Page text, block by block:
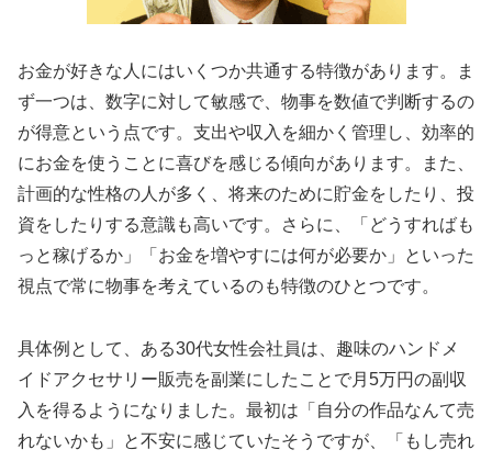
お金が好きな人にはいくつか共通する特徴があります。ま
ず一つは、数字に対して敏感で、物事を数値で判断するの
が得意という点です。支出や収入を細かく管理し、効率的
にお金を使うことに喜びを感じる傾向があります。また、
計画的な性格の人が多く、将来のために貯金をしたり、投
資をしたりする意識も高いです。さらに、「どうすればも
っと稼げるか」「お金を増やすには何が必要か」といった
視点で常に物事を考えているのも特徴のひとつです。
具体例として、ある30代女性会社員は、趣味のハンドメ
イドアクセサリー販売を副業にしたことで月5万円の副収
入を得るようになりました。最初は「自分の作品なんて売
れないかも」と不安に感じていたそうですが、「もし売れ